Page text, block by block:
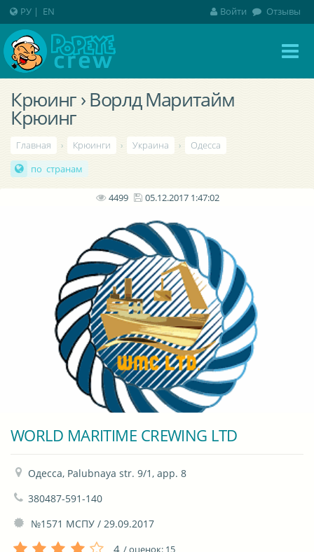
Крюинг › Ворлд Маритайм
Крюинг
Главная › Крюинги › Украина ›
Одесса
по странам
4499 05.12.2017 1:47:02
WORLD MARITIME CREWING LTD
Одесса, Palubnaya str. 9/1, app. 8
380487-591-140
№1571 МСПУ / 29.09.2017
/ оценок: 15
РУ | EN Войти Отзывы